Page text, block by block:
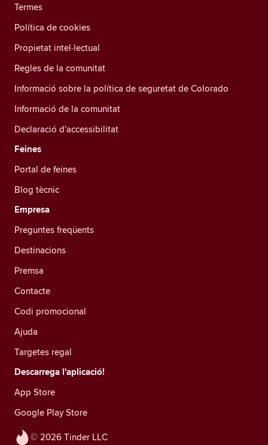
© 2026 Tinder LLC
Termes
Política de cookies
Propietat intel·lectual
Regles de la comunitat
Informació sobre la política de seguretat de Colorado
Informació de la comunitat
Declaració d'accessibilitat
Feines
Portal de feines
Blog tècnic
Empresa
Preguntes freqüents
Destinacions
Premsa
Contacte
Codi promocional
Ajuda
Targetes regal
Descarrega l'aplicació!
App Store
Google Play Store